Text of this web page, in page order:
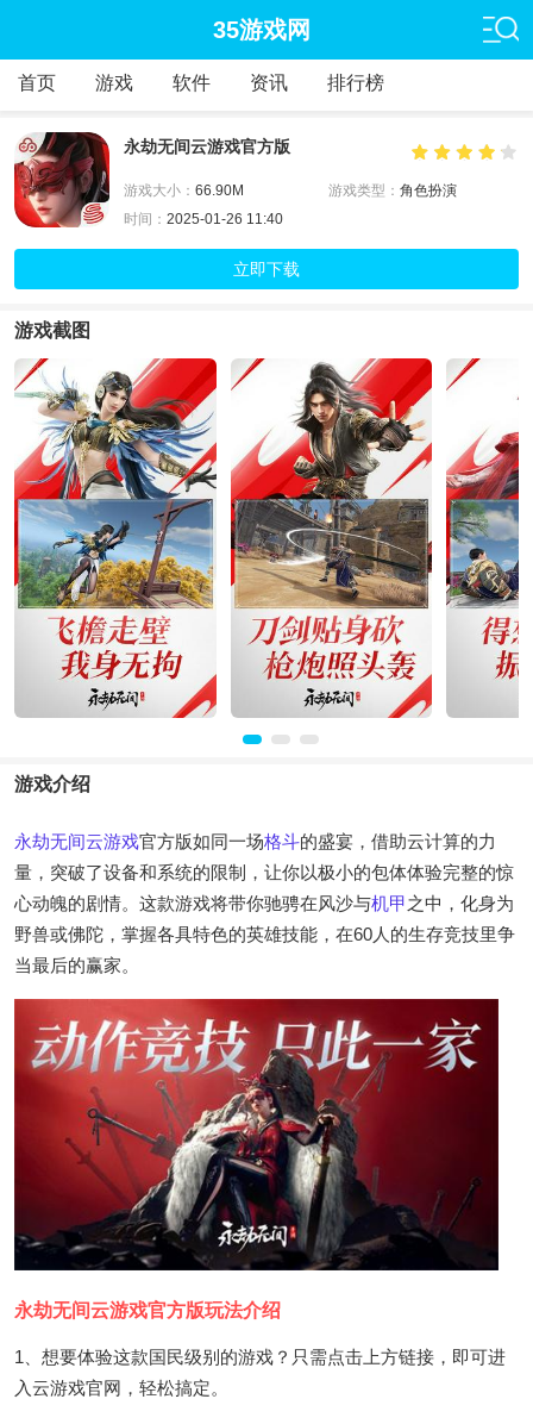
35游戏网
首页 游戏 软件 资讯 排行榜
永劫无间云游戏官方版
游戏大小： 66.90M 游戏类型： 角色扮演
时间： 2025-01-26 11:40
立即下载
游戏截图
游戏介绍
永劫无间云游戏官方版如同一场格斗的盛宴，借助云计算的力
量，突破了设备和系统的限制，让你以极小的包体体验完整的惊
心动魄的剧情。这款游戏将带你驰骋在风沙与机甲之中，化身为
野兽或佛陀，掌握各具特色的英雄技能，在60人的生存竞技里争
当最后的赢家。
永劫无间云游戏官方版玩法介绍
1、想要体验这款国民级别的游戏？只需点击上方链接，即可进
入云游戏官网，轻松搞定。